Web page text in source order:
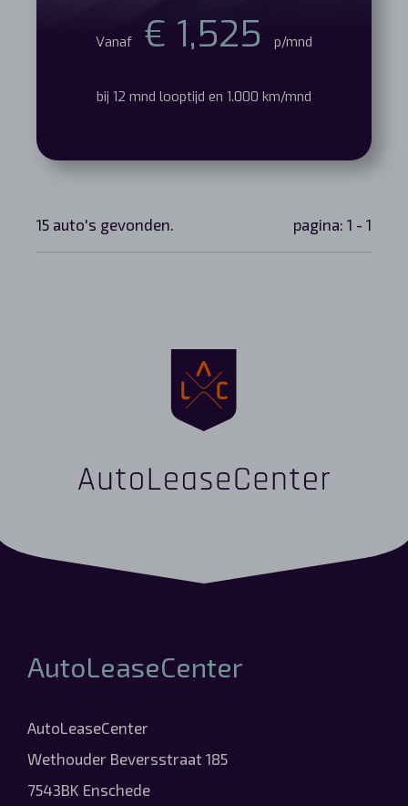
Vanaf € 1,525 p/mnd
bij 12 mnd looptijd en 1.000 km/mnd
15 auto's gevonden. pagina: 1 - 1
AutoLeaseCenter
AutoLeaseCenter
Wethouder Beversstraat 185
7543BK Enschede